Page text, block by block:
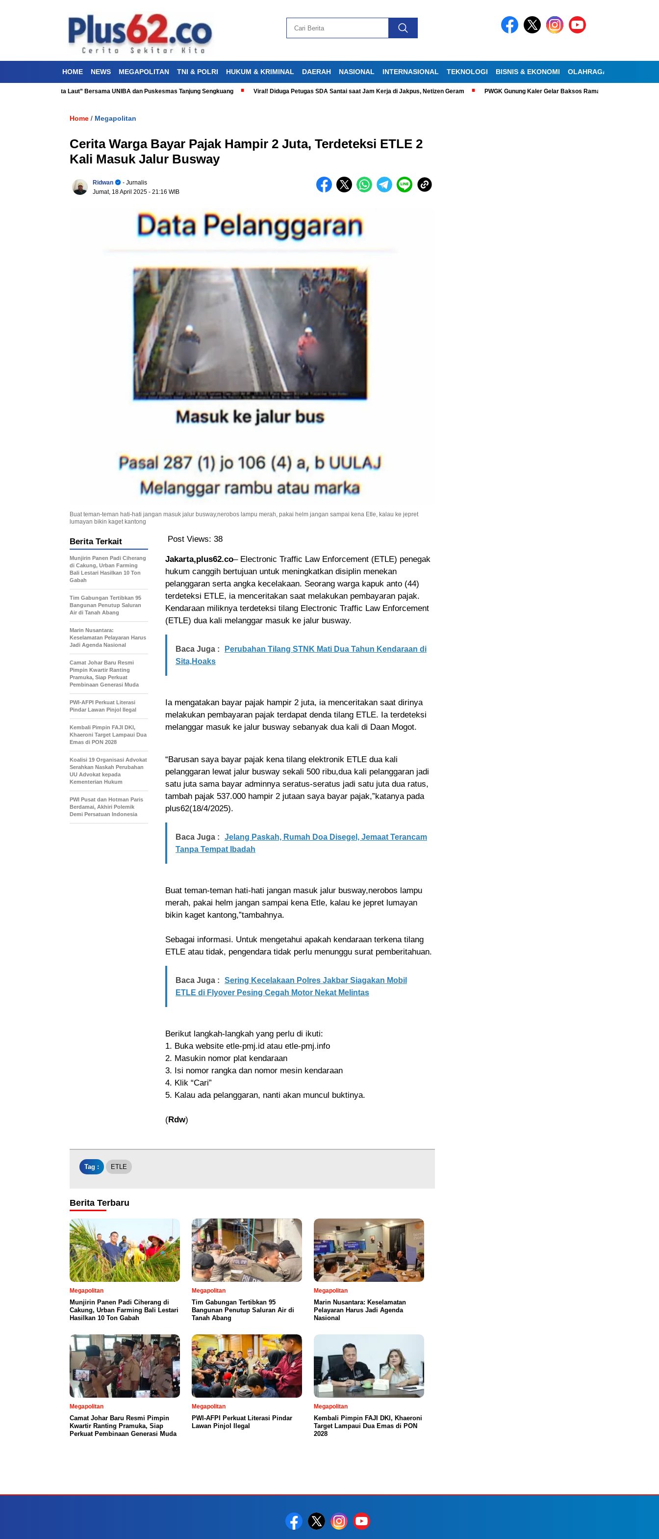
HOME NEWS MEGAPOLITAN TNI & POLRI HUKUM & KRIMINAL DAERAH NASIONAL INTERNASIONAL TEKNOLOGI BISNIS & EKONOMI OLAHRAGA
“Aku Cinta Laut” Bersama UNIBA dan Puskesmas Tanjung Sengkuang Viral! Diduga Petugas SDA Santai saat Jam Kerja di Jakpus, Netizen Geram PWGK Gunung Kaler Gelar Baksos Ramadan, Bantu Lansia
Home / Megapolitan
Cerita Warga Bayar Pajak Hampir 2 Juta, Terdeteksi ETLE 2
Kali Masuk Jalur Busway
Ridwan
- Jurnalis
Jumat, 18 April 2025 - 21:16 WIB
Buat teman-teman hati-hati jangan masuk jalur busway,nerobos lampu merah, pakai helm jangan sampai kena Etle, kalau ke jepret
lumayan bikin kaget kantong
Post Views: 38
Jakarta,plus62.co– Electronic Traffic Law Enforcement (ETLE) penegak
hukum canggih bertujuan untuk meningkatkan disiplin menekan
pelanggaran serta angka kecelakaan. Seorang warga kapuk anto (44)
terdeteksi ETLE, ia menceritakan saat melakukan pembayaran pajak.
Kendaraan miliknya terdeteksi tilang Electronic Traffic Law Enforcement
(ETLE) dua kali melanggar masuk ke jalur busway.
Baca Juga :
Perubahan Tilang STNK Mati Dua Tahun Kendaraan di
Sita,Hoaks
Ia mengatakan bayar pajak hampir 2 juta, ia menceritakan saat dirinya
melakukan pembayaran pajak terdapat denda tilang ETLE. Ia terdeteksi
melanggar masuk ke jalur busway sebanyak dua kali di Daan Mogot.
“Barusan saya bayar pajak kena tilang elektronik ETLE dua kali
pelanggaran lewat jalur busway sekali 500 ribu,dua kali pelanggaran jadi
satu juta sama bayar adminnya seratus-seratus jadi satu juta dua ratus,
tambah pajak 537.000 hampir 2 jutaan saya bayar pajak,”katanya pada
plus62(18/4/2025).
Baca Juga :
Jelang Paskah, Rumah Doa Disegel, Jemaat Terancam
Tanpa Tempat Ibadah
Buat teman-teman hati-hati jangan masuk jalur busway,nerobos lampu
merah, pakai helm jangan sampai kena Etle, kalau ke jepret lumayan
bikin kaget kantong,”tambahnya.
Sebagai informasi. Untuk mengetahui apakah kendaraan terkena tilang
ETLE atau tidak, pengendara tidak perlu menunggu surat pemberitahuan.
Baca Juga :
Sering Kecelakaan Polres Jakbar Siagakan Mobil
ETLE di Flyover Pesing Cegah Motor Nekat Melintas
Berikut langkah-langkah yang perlu di ikuti:
1. Buka website etle-pmj.id atau etle-pmj.info
2. Masukin nomor plat kendaraan
3. Isi nomor rangka dan nomor mesin kendaraan
4. Klik “Cari”
5. Kalau ada pelanggaran, nanti akan muncul buktinya.
(Rdw)
Berita Terkait
Munjirin Panen Padi Ciherang
di Cakung, Urban Farming
Bali Lestari Hasilkan 10 Ton
Gabah
Tim Gabungan Tertibkan 95
Bangunan Penutup Saluran
Air di Tanah Abang
Marin Nusantara:
Keselamatan Pelayaran Harus
Jadi Agenda Nasional
Camat Johar Baru Resmi
Pimpin Kwartir Ranting
Pramuka, Siap Perkuat
Pembinaan Generasi Muda
PWI-AFPI Perkuat Literasi
Pindar Lawan Pinjol Ilegal
Kembali Pimpin FAJI DKI,
Khaeroni Target Lampaui Dua
Emas di PON 2028
Koalisi 19 Organisasi Advokat
Serahkan Naskah Perubahan
UU Advokat kepada
Kementerian Hukum
PWI Pusat dan Hotman Paris
Berdamai, Akhiri Polemik
Demi Persatuan Indonesia
Tag : ETLE
Berita Terbaru
Megapolitan
Munjirin Panen Padi Ciherang di
Cakung, Urban Farming Bali Lestari
Hasilkan 10 Ton Gabah
Megapolitan
Tim Gabungan Tertibkan 95
Bangunan Penutup Saluran Air di
Tanah Abang
Megapolitan
Marin Nusantara: Keselamatan
Pelayaran Harus Jadi Agenda
Nasional
Megapolitan
Camat Johar Baru Resmi Pimpin
Kwartir Ranting Pramuka, Siap
Perkuat Pembinaan Generasi Muda
Megapolitan
PWI-AFPI Perkuat Literasi Pindar
Lawan Pinjol Ilegal
Megapolitan
Kembali Pimpin FAJI DKI, Khaeroni
Target Lampaui Dua Emas di PON
2028